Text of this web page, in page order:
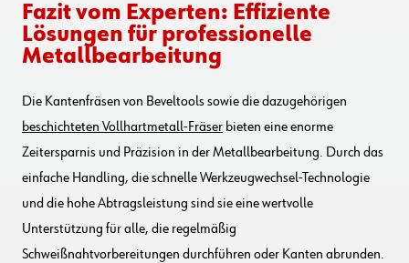
Fazit vom Experten: Effiziente
Lösungen für professionelle
Metallbearbeitung
Die Kantenfräsen von Beveltools sowie die dazugehörigen
beschichteten Vollhartmetall-Fräser bieten eine enorme
Zeitersparnis und Präzision in der Metallbearbeitung. Durch das
einfache Handling, die schnelle Werkzeugwechsel-Technologie
und die hohe Abtragsleistung sind sie eine wertvolle
Unterstützung für alle, die regelmäßig
Schweißnahtvorbereitungen durchführen oder Kanten abrunden.